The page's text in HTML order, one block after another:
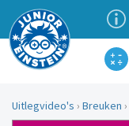
Uitlegvideo's › Breuken ›